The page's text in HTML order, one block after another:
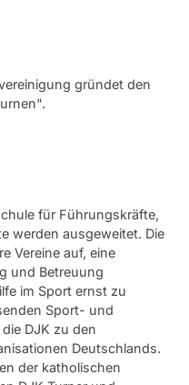
gründet den
für Führungskräfte,
werden ausgeweitet. Die
Vereine auf, eine
und Betreuung
im Sport ernst zu
Sport- und
DJK zu den
Deutschlands.
der katholischen